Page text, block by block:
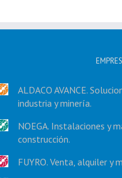
ALDACO AVANCE.
industria y minería.
NOEGA. Instalaciones y
construcción.
FUYRO. Venta, alquiler y